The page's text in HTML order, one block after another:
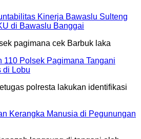
Kinerja Bawaslu Sulteng
di Bawaslu Banggai
110 Polsek Pagimana Tangani
di Lobu
Kerangka Manusia di Pegunungan